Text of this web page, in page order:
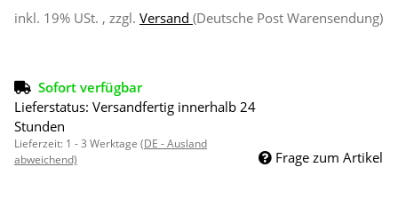
inkl. 19% USt. , zzgl. Versand (Deutsche Post Warensendung)
Sofort verfügbar
Lieferstatus: Versandfertig innerhalb 24
Stunden
Lieferzeit: 1 - 3 Werktage (DE - Ausland
abweichend)
Frage zum Artikel